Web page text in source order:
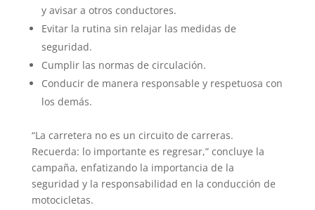
y avisar a otros conductores.
Evitar la rutina sin relajar las medidas de
seguridad.
Cumplir las normas de circulación.
Conducir de manera responsable y respetuosa con
los demás.
“La carretera no es un circuito de carreras.
Recuerda: lo importante es regresar,” concluye la
campaña, enfatizando la importancia de la
seguridad y la responsabilidad en la conducción de
motocicletas.